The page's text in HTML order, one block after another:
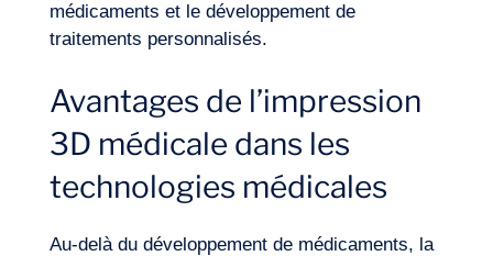
médicaments et le développement de
traitements personnalisés.
Avantages de l’impression
3D médicale dans les
technologies médicales
Au-delà du développement de médicaments, la